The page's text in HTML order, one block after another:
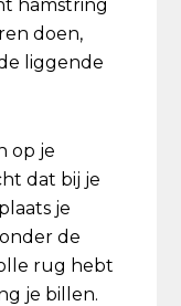
hamstring
doen,
liggende
op je
dat bij je
je
de
rug hebt
je billen.